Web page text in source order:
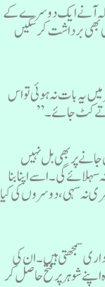
آنے ایک دوسرے کے
بھی برداشت کر سکیں
یہ بات نہ ہوئی تو اس
کٹ جائے۔”
پر بھی بل نہیں
گی ۔اسے اپنا بنا
نہ سہی ، دوسروں کی کیا
سمجھتی ہیں۔ان کی
شوہر پر فتح حاصل کر